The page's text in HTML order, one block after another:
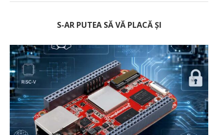
S-AR PUTEA SĂ VĂ PLACĂ ȘI